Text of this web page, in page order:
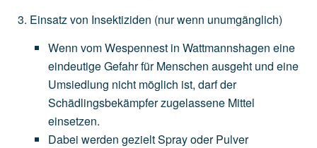
Einsatz von Insektiziden (nurwenn unumgänglich)
Wenn vomWespennest in Wattmannshagen eine
eindeutigeGefahrfür Menschen ausgeht und eine
Umsiedlung nicht möglich ist, darfder
Schädlingsbekämpferzugelassene Mittel
einsetzen.
Dabei werden gezieltSprayoder Pulver